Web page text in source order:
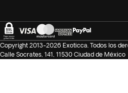
Copyright 2013-2026 Exoticca. Todos los
Calle Socrates, 141, 11530 Ciudad de México